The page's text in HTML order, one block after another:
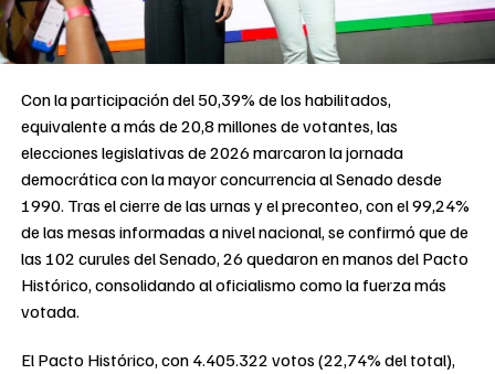
Con la participación del 50,39% de los habilitados,
equivalente a más de 20,8 millones de votantes, las
elecciones legislativas de 2026 marcaron la jornada
democrática con la mayor concurrencia al Senado desde
1990. Tras el cierre de las urnas y el preconteo, con el 99,24%
de las mesas informadas a nivel nacional, se confirmó que de
las 102 curules del Senado, 26 quedaron en manos del Pacto
Histórico, consolidando al oficialismo como la fuerza más
votada.
El Pacto Histórico, con 4.405.322 votos (22,74% del total),